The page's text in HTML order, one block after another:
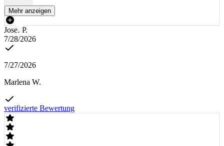
Mehr anzeigen
Josef P.
7/28/2026
7/27/2026
Marlena W.
verifizierte Bewertung